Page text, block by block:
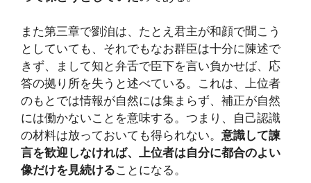
また第三章で劉洎は、たとえ君主が和顔で聞こう
としていても、それでもなお群臣は十分に陳述で
きず、まして知と弁舌で臣下を言い負かせば、応
答の拠り所を失うと述べている。これは、上位者
のもとでは情報が自然には集まらず、補正が自然
には働かないことを意味する。つまり、自己認識
の材料は放っておいても得られない。 意識して諫
言を歓迎しなければ、上位者は自分に都合のよい
像だけを見続けることになる。